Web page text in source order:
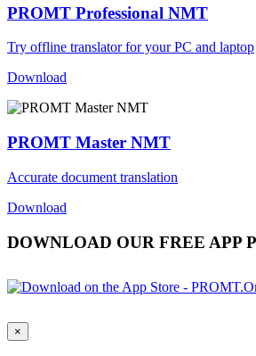
PROMT Professional NMT
Try offline translator for your PC and laptop
Download
PROMT Master NMT
Accurate document translation
Download
DOWNLOAD OUR FREE APP
×